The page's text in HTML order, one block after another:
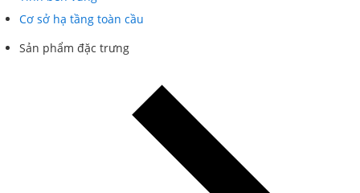
Cơ sở hạ tầng toàn cầu
Sản phẩm đặc trưng